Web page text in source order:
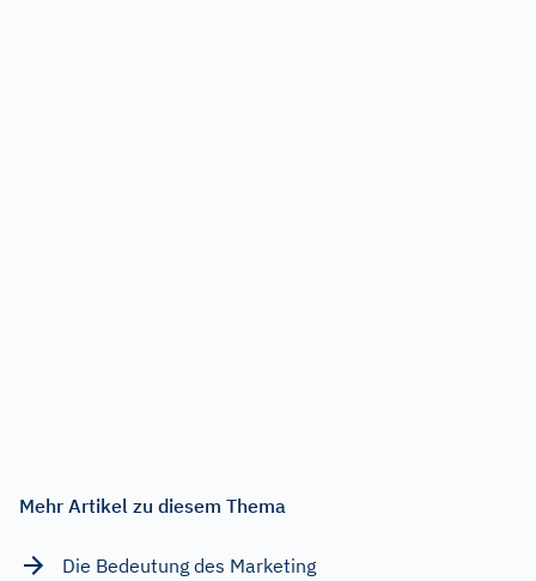
Mehr Artikel zu diesem Thema
Die Bedeutung des Marketing